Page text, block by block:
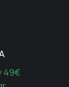
49€